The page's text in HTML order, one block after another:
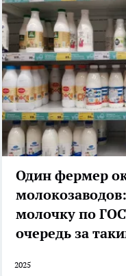
Один фермер
молочку по
очередь за
2025